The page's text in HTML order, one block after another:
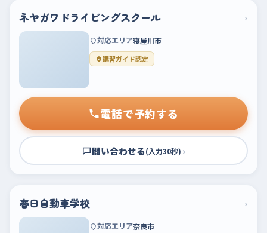
ネヤガワドライビングスクール ›
対応エリア寝屋川市
講習ガイド認定
電話で予約する
問い合わせる(入力30秒) ›
春日自動車学校 ›
対応エリア奈良市